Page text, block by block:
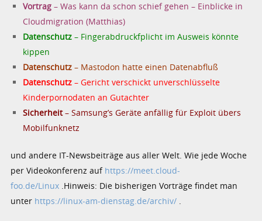
Vortrag – Was kann da schon schief gehen – Einblicke in
Cloudmigration (Matthias)
Datenschutz – Fingerabdruckfplicht im Ausweis könnte
kippen
Datenschutz – Mastodon hatte einen Datenabfluß
Datenschutz – Gericht verschickt unverschlüsselte
Kinderpornodaten an Gutachter
Sicherheit– Samsung’s Geräte anfällig für Exploit übers
Mobilfunknetz
und andere IT-Newsbeiträge aus aller Welt. Wie jede Woche
per Videokonferenz auf https://meet.cloud-
foo.de/Linux .Hinweis: Die bisherigen Vorträge findet man
unter https://linux-am-dienstag.de/archiv/ .